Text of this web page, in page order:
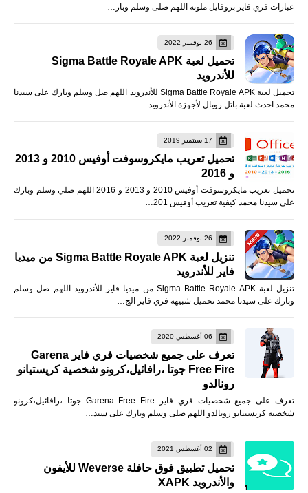
عبارات فري فاير بروفايل ملونه اللهم صلى وسلم وبار…
26 نوفمبر 2022
تحميل لعبة Sigma Battle Royale APK
للأندرويد
تحميل لعبة Sigma Battle Royale APK للأندرويد اللهم صل وسلم وبارك على سيدنا
محمد احدث لعبة باتل رويال لأجهزة الأندرويد …
17 سبتمبر 2019
تحميل تعريب مايكروسوفت أوفيس 2010 و 2013
و 2016
تحميل تعريب مايكروسوفت أوفيس 2010 و 2013 و 2016 اللهم صلي وسلم وبارك
على سيدنا محمد كيفية تعريب أوفيس 201…
26 نوفمبر 2022
تنزيل لعبة Sigma Battle Royale APK من ميديا
فاير للأندرويد
تنزيل لعبة Sigma Battle Royale APK من ميديا فاير للأندرويد اللهم صل وسلم
وبارك على سيدنا محمد تحميل شبيهه فري فاير الج…
06 أغسطس 2020
تعرف على جميع شخصيات فري فاير Garena
Free Fire جوتا ،رافائيل،كرونو شخصية كريستيانو
رونالدو
تعرف على جميع شخصيات فري فاير Garena Free Fire جوتا ،رافائيل،كرونو
شخصية كريستيانو رونالدو اللهم صلى وسلم وبارك على سيد…
02 أغسطس 2021
تحميل تطبيق فوق حافلة Weverse للأيفون
والأندرويد XAPK